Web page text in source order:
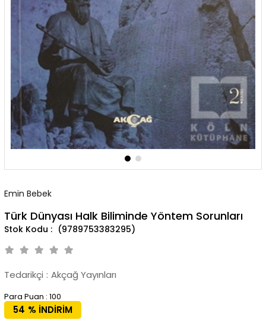
Emin Bebek
Türk Dünyası Halk Biliminde Yöntem Sorunları
(9789753383295)
Tedarikçi : Akçağ Yayınları
Para Puan : 100
%
54
İNDIRIM